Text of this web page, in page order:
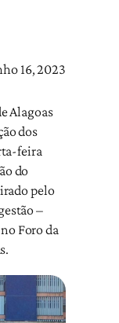
16, 2023
Alagoas
dos
feira
do
pelo
–
Foro da